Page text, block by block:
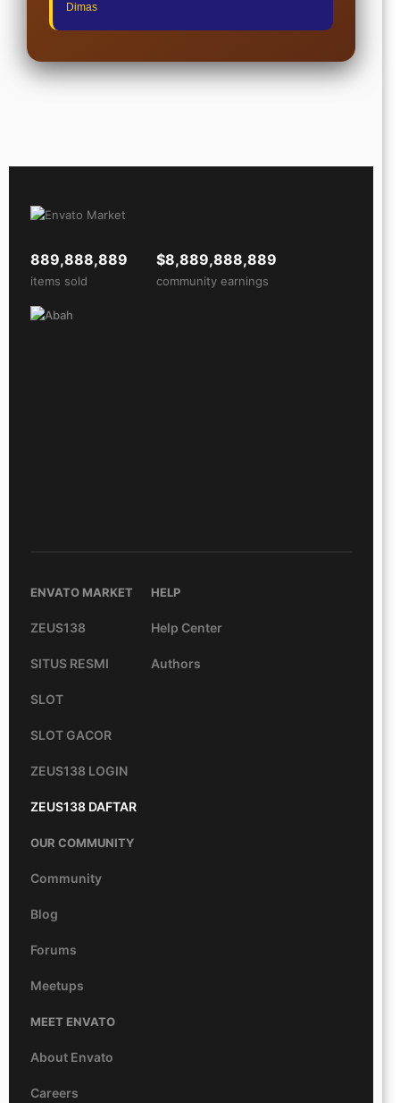
Dimas
ENVATO MARKET
ZEUS138
SITUS RESMI
SLOT
SLOT GACOR
ZEUS138 LOGIN
ZEUS138 DAFTAR
HELP
Help Center
Authors
OUR COMMUNITY
Community
Blog
Forums
Meetups
MEET ENVATO
About Envato
Careers
889,888,889
items sold
$8,889,888,889
community earnings